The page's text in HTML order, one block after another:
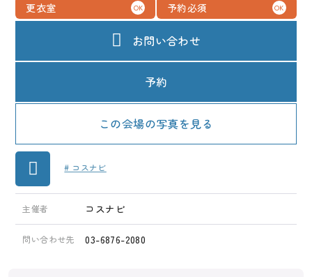
更衣室 OK 予約必須 OK
お問い合わせ
予約
この会場の写真を見る
# コスナビ
主催者 コスナビ
問い合わせ先 03-6876-2080